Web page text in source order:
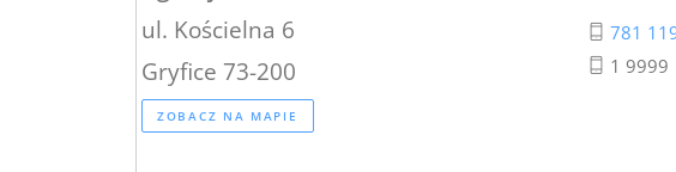
ul. Kościelna 6
Gryfice 73-200
ZOBACZ NA MAPIE
781
1 9999